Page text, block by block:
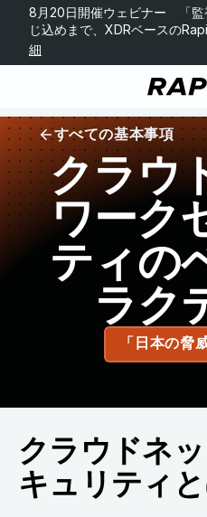
8月20日開催ウェビナー 「監
じ込めまで、XDRベースの
細
すべての基本事項
クラウ
ワーク
ティの
ラク
「日本の脅
クラウドネ
キュリティ